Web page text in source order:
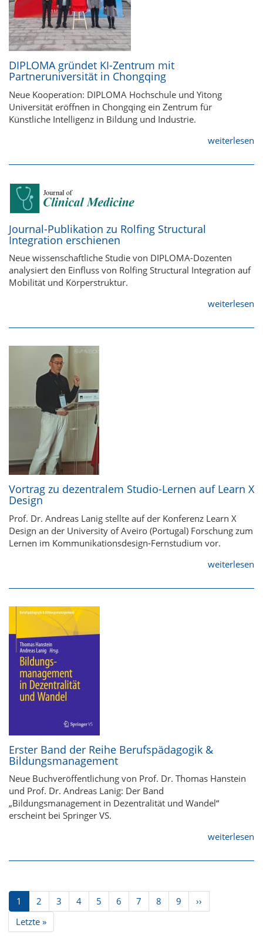
DIPLOMA gründet KI-Zentrum mit
Partneruniversität in Chongqing
Neue Kooperation: DIPLOMA Hochschule und Yitong
Universität eröffnen in Chongqing ein Zentrum für
Künstliche Intelligenz in Bildung und Industrie.
weiterlesen
Journal-Publikation zu Rolfing Structural
Integration erschienen
Neue wissenschaftliche Studie von DIPLOMA-Dozenten
analysiert den Einfluss von Rolfing Structural Integration auf
Mobilität und Körperstruktur.
weiterlesen
Vortrag zu dezentralem Studio-Lernen auf Learn X
Design
Prof. Dr. Andreas Lanig stellte auf der Konferenz Learn X
Design an der University of Aveiro (Portugal) Forschung zum
Lernen im Kommunikationsdesign-Fernstudium vor.
weiterlesen
Erster Band der Reihe Berufspädagogik &
Bildungsmanagement
Neue Buchveröffentlichung von Prof. Dr. Thomas Hanstein
und Prof. Dr. Andreas Lanig: Der Band
„Bildungsmanagement in Dezentralität und Wandel“
erscheint bei Springer VS.
weiterlesen
Seitennummerierung
Aktuelle
Seite
1 Seite
2 Seite
3 Seite
4 Seite
5 Seite
6 Seite
7 Seite
8 Seite
9
Nächste
Seite
››
Letzte
Seite
Letzte »